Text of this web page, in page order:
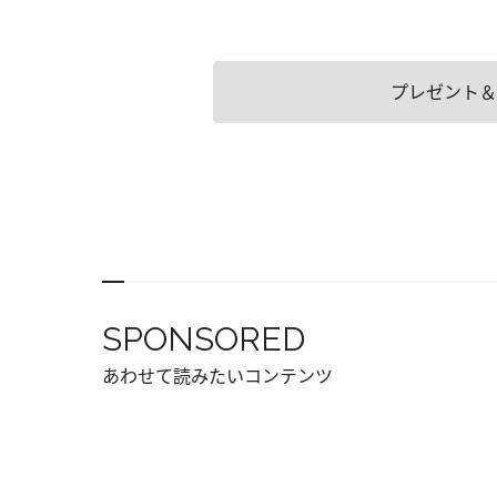
プレゼント
SPONSORED
あわせて読みたいコンテンツ